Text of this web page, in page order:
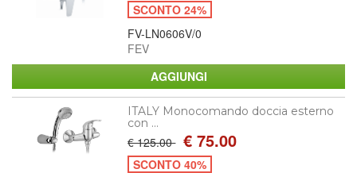
SCONTO 24%
FV-LN0606V/0
FEV
ITALY Monocomando doccia esterno
con ...
€ 125.00 € 75.00
SCONTO 40%